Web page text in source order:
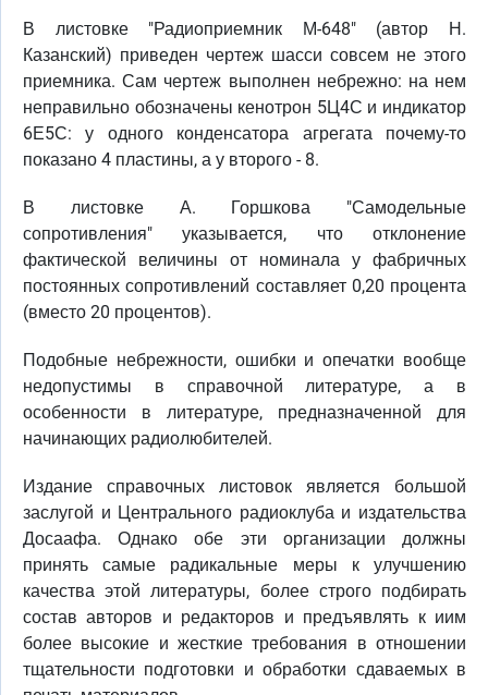
В листовке "Радиоприемник М-648" (автор Н.
Казанский) приведен чертеж шасси совсем не этого
приемника. Сам чертеж выполнен небрежно: на нем
неправильно обозначены кенотрон 5Ц4С и индикатор
6Е5С: у одного конденсатора агрегата почему-то
показано 4 пластины, а у второго - 8.
В листовке А. Горшкова "Самодельные
сопротивления" указывается, что отклонение
фактической величины от номинала у фабричных
постоянных сопротивлений составляет 0,20 процента
(вместо 20 процентов).
Подобные небрежности, ошибки и опечатки вообще
недопустимы в справочной литературе, а в
особенности в литературе, предназначенной для
начинающих радиолюбителей.
Издание справочных листовок является большой
заслугой и Центрального радиоклуба и издательства
Досаафа. Однако обе эти организации должны
принять самые радикальные меры к улучшению
качества этой литературы, более строго подбирать
состав авторов и редакторов и предъявлять к иим
более высокие и жесткие требования в отношении
тщательности подготовки и обработки сдаваемых в